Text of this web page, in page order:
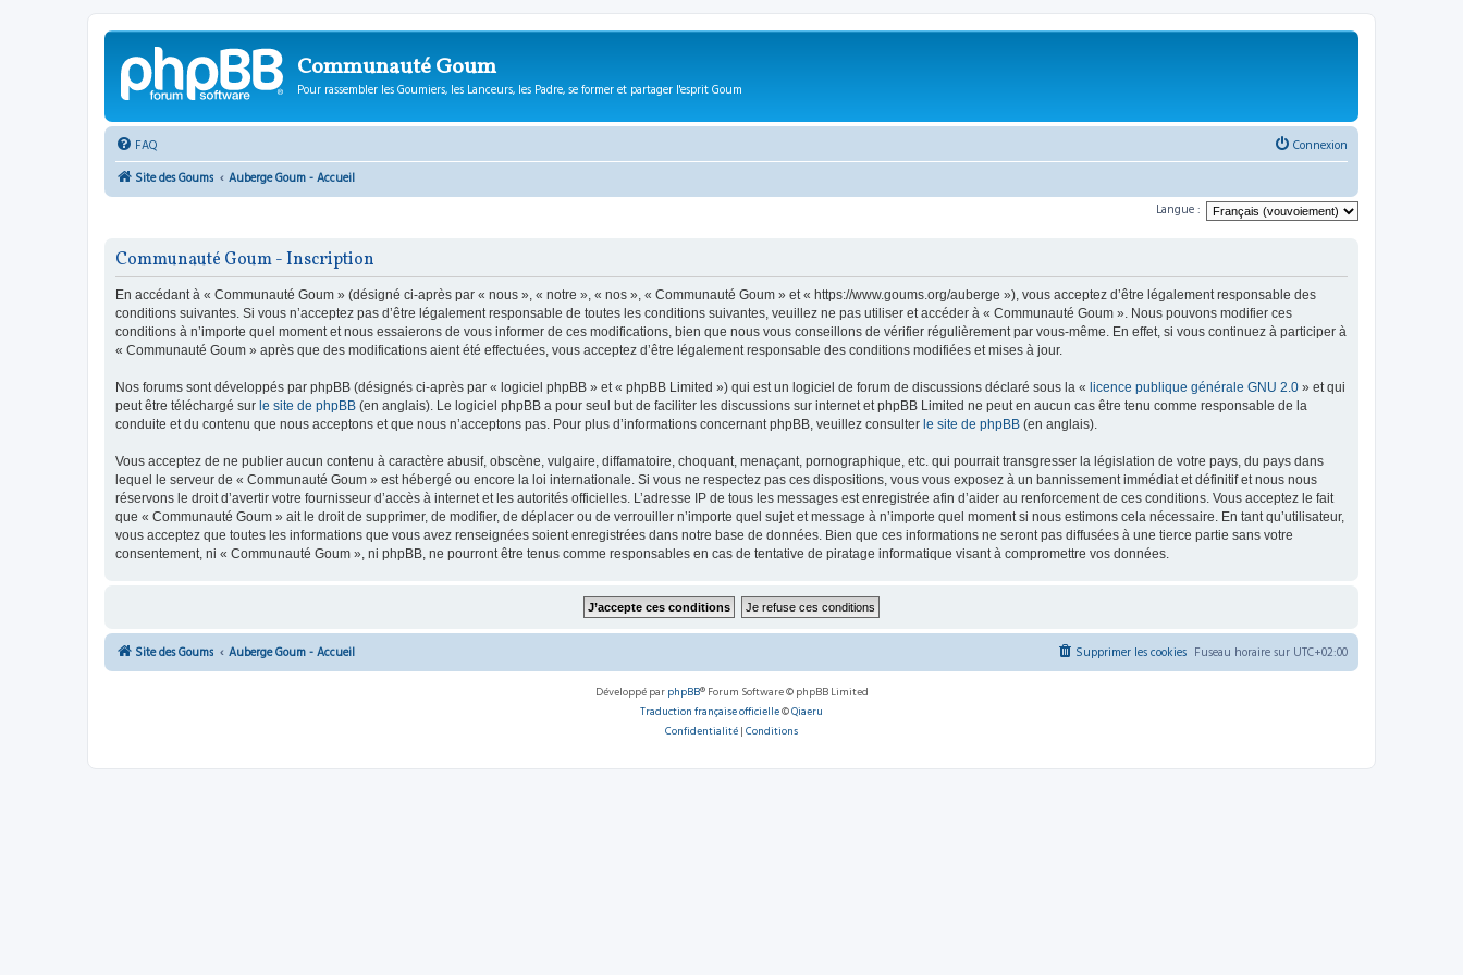
Communauté Goum
Pour rassembler les Goumiers, les Lanceurs, les Padre, se former et partager l'esprit Goum
FAQ
Connexion
Site des Goums
Auberge Goum - Accueil
Langue :
Communauté Goum - Inscription
En accédant à « Communauté Goum » (désigné ci-après par « nous », « notre », « nos », « Communauté Goum » et « https://www.goums.org/auberge »), vous acceptez d’être légalement responsable des
conditions suivantes. Si vous n’acceptez pas d’être légalement responsable de toutes les conditions suivantes, veuillez ne pas utiliser et accéder à « Communauté Goum ». Nous pouvons modifier ces
conditions à n’importe quel moment et nous essaierons de vous informer de ces modifications, bien que nous vous conseillons de vérifier régulièrement par vous-même. En effet, si vous continuez à participer à
« Communauté Goum » après que des modifications aient été effectuées, vous acceptez d’être légalement responsable des conditions modifiées et mises à jour.
Nos forums sont développés par phpBB (désignés ci-après par « logiciel phpBB » et « phpBB Limited ») qui est un logiciel de forum de discussions déclaré sous la « licence publique générale GNU 2.0 » et qui
peut être téléchargé sur le site de phpBB (en anglais). Le logiciel phpBB a pour seul but de faciliter les discussions sur internet et phpBB Limited ne peut en aucun cas être tenu comme responsable de la
conduite et du contenu que nous acceptons et que nous n’acceptons pas. Pour plus d’informations concernant phpBB, veuillez consulter le site de phpBB (en anglais).
Vous acceptez de ne publier aucun contenu à caractère abusif, obscène, vulgaire, diffamatoire, choquant, menaçant, pornographique, etc. qui pourrait transgresser la législation de votre pays, du pays dans
lequel le serveur de « Communauté Goum » est hébergé ou encore la loi internationale. Si vous ne respectez pas ces dispositions, vous vous exposez à un bannissement immédiat et définitif et nous nous
réservons le droit d’avertir votre fournisseur d’accès à internet et les autorités officielles. L’adresse IP de tous les messages est enregistrée afin d’aider au renforcement de ces conditions. Vous acceptez le fait
que « Communauté Goum » ait le droit de supprimer, de modifier, de déplacer ou de verrouiller n’importe quel sujet et message à n’importe quel moment si nous estimons cela nécessaire. En tant qu’utilisateur,
vous acceptez que toutes les informations que vous avez renseignées soient enregistrées dans notre base de données. Bien que ces informations ne seront pas diffusées à une tierce partie sans votre
consentement, ni « Communauté Goum », ni phpBB, ne pourront être tenus comme responsables en cas de tentative de piratage informatique visant à compromettre vos données.
Site des Goums Auberge Goum - Accueil Fuseau horaire sur UTC+02:00
Supprimer les cookies
Développé par phpBB® Forum Software © phpBB Limited
Traduction française officielle©Qiaeru
Confidentialité | Conditions